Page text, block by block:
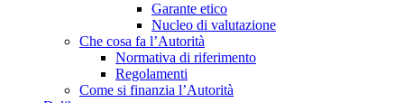
Garante etico
Nucleo di valutazione
Che cosa fa l’Autorità
Normativa di riferimento
Regolamenti
Come si finanzia l’Autorità